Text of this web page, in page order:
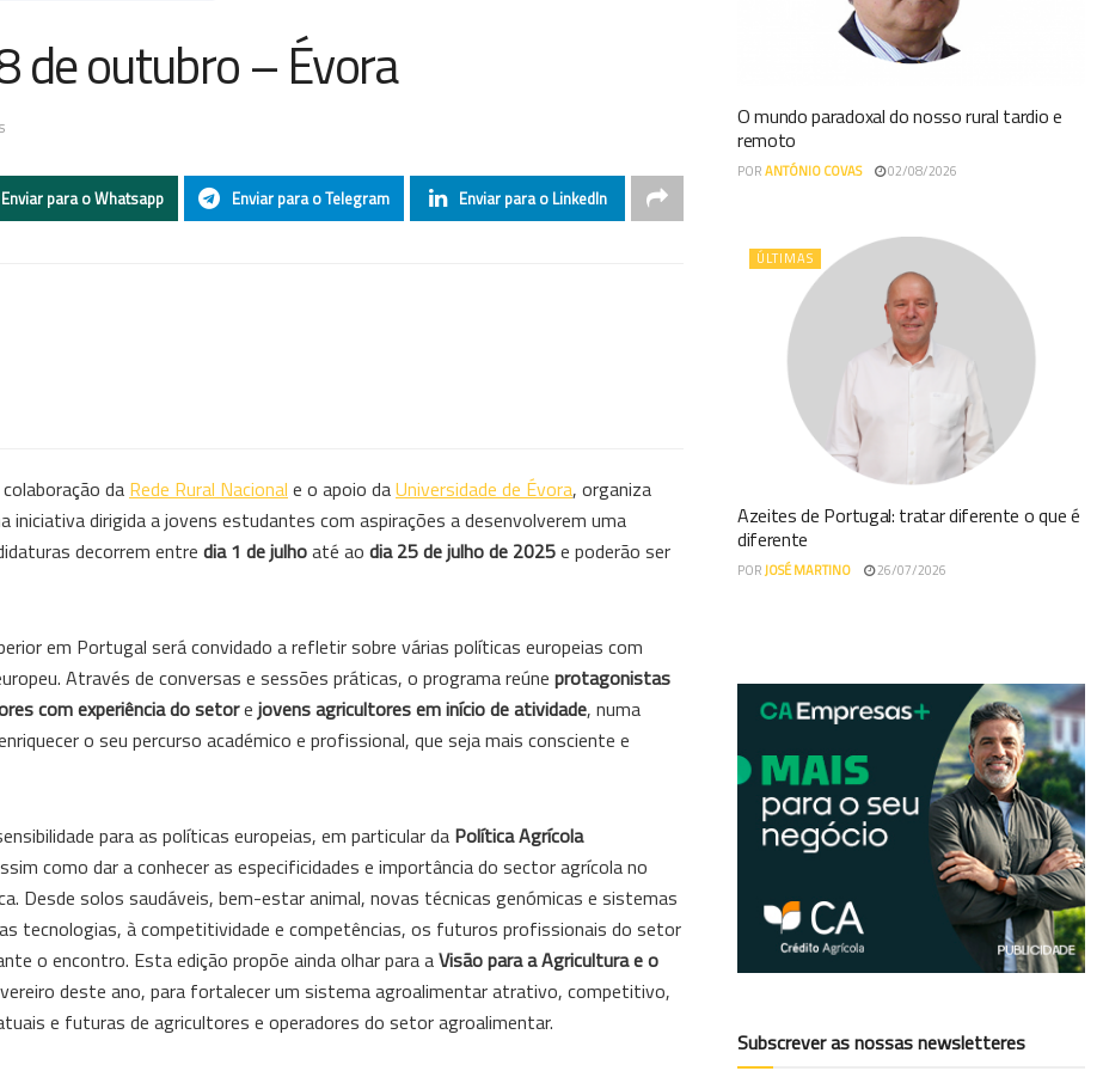
de outubro – Évora
Enviar para o Whatsapp Enviar para o Telegram Enviar para o LinkedIn
da Rede Rural Nacional e o apoio daUniversidade de Évora, organiza
iniciativa dirigida a jovens estudantes com aspirações a desenvolverem uma
decorrem entre dia 1 de julhoaté ao dia 25 de julho de 2025e poderão ser
em Portugal será convidado a refletir sobre várias políticas europeias com
Através de conversas e sessões práticas, o programa reúne protagonistas
com experiência do setore jovens agricultores em início de atividade, numa
o seu percurso académico e profissional, que seja mais consciente e
para as políticas europeias, em particular da Política Agrícola
como dar a conhecer as especificidades e importância do sector agrícola no
Desde solos saudáveis, bem-estar animal, novas técnicas genómicas e sistemas
tecnologias, à competitividade e competências, os futuros profissionais do setor
o encontro. Esta edição propõe ainda olhar para aVisão para a Agricultura e o
deste ano, para fortalecer um sistema agroalimentar atrativo, competitivo,
e futuras de agricultores e operadores do setor agroalimentar.
O mundo paradoxal do nosso rural tardio e
remoto
PORANTÓNIO COVAS 02/08/2026
ÚLTIMAS
Azeites de Portugal: tratar diferente o que é
diferente
PORJOSÉ MARTINO 26/07/2026
Subscrever as nossas newsletteres